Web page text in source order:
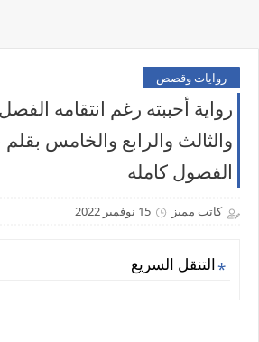
روايات وقصص
رواية أحببته رغم انتقامه
والثالث والرابع والخامس
الفصول كامله
كاتب مميز 15 نوفمبر 2022
التنقل السريع